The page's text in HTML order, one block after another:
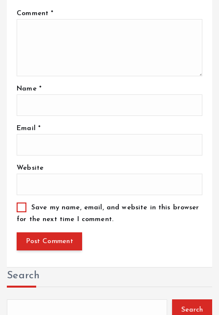
Comment*
Name *
Email *
Website
Save my name, email, and website in this browser
for the next time I comment.
Search
Search